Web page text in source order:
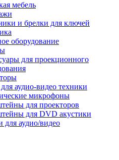
мебель
и брелки для ключей
оборудование
для проекционного
аудио-видео техники
микрофоны
для проекторов
для DVD акустики
для аудио/видео